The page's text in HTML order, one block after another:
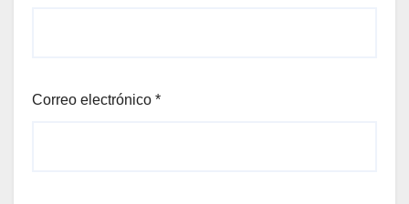
Correo electrónico *